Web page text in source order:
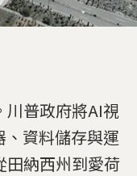
川普政府將AI視
資料儲存與運
納西州到愛荷